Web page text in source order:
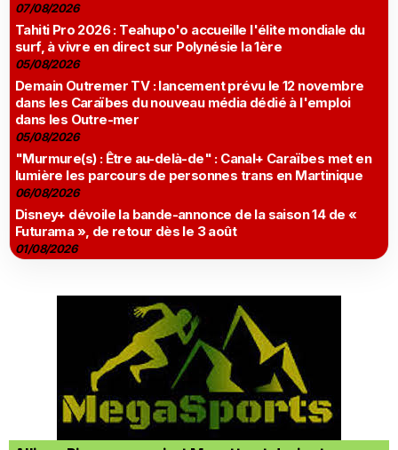
07/08/2026
Tahiti Pro 2026 : Teahupo'o accueille l'élite mondiale du
surf, à vivre en direct sur Polynésie la 1ère
05/08/2026
Demain Outremer TV : lancement prévu le 12 novembre
dans les Caraïbes du nouveau média dédié à l'emploi
dans les Outre-mer
05/08/2026
"Murmure(s) : Être au-delà-de" : Canal+ Caraïbes met en
lumière les parcours de personnes trans en Martinique
06/08/2026
Disney+ dévoile la bande-annonce de la saison 14 de «
Futurama », de retour dès le 3 août
01/08/2026